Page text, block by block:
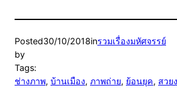
Posted30/10/2018inรวมเรื่องมหัศจรรย์
by
Tags:
ช่างภาพ, บ้านเมือง, ภาพถ่าย, ย้อนยุค, สวย